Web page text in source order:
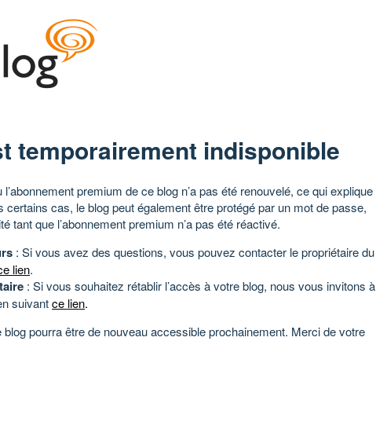
temporairement indisponible
premium de ce blog n’a pas été renouvelé, ce qui explique
certains cas, le blog peut également être protégé par un mot de passe,
tant que l’abonnement premium n’a pas été réactivé.
: Si vous avez des questions, vous pouvez contacter le propriétaire du
lien.
: Si vous souhaitez rétablir l’accès à votre blog, nous vous invitons à
suivantce lien.
pourra être de nouveau accessible prochainement. Merci de votre